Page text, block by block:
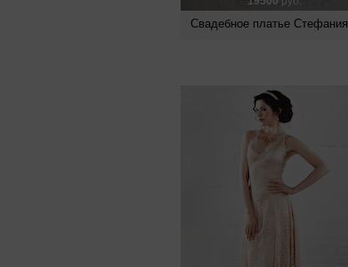
Свадебное платье Стефания